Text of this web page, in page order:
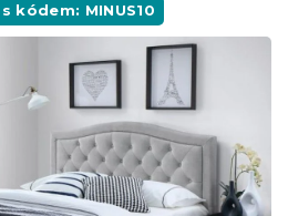
s kódem: MINUS10